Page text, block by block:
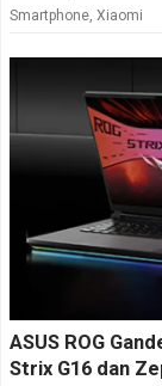
Smartphone, Xiaomi
ASUS ROG
Strix G16 dan